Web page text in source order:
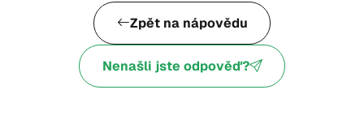
Zpět na nápovědu
Nenašli jste odpověď?